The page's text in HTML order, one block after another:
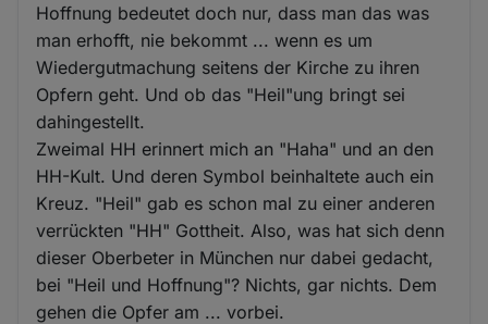
Hoffnung bedeutet doch nur, dass man das was
man erhofft, nie bekommt ... wenn es um
Wiedergutmachung seitens der Kirche zu ihren
Opfern geht. Und ob das "Heil"ung bringt sei
dahingestellt.
Zweimal HH erinnert mich an "Haha" und an den
HH-Kult. Und deren Symbol beinhaltete auch ein
Kreuz. "Heil" gab es schon mal zu einer anderen
verrückten "HH" Gottheit. Also, was hat sich denn
dieser Oberbeter in München nur dabei gedacht,
bei "Heil und Hoffnung"? Nichts, gar nichts. Dem
gehen die Opfer am ... vorbei.